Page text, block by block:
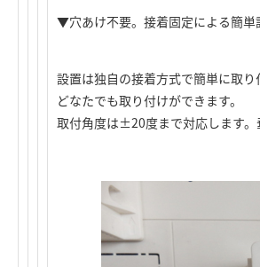
▼穴あけ不要。接着固定による簡単
設置は独自の接着方式で簡単に取
どなたでも取り付けができます。
取付角度は±20度まで対応します